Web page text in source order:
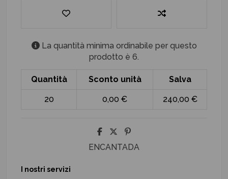
La quantità minima ordinabile per questo
prodotto è 6.
Quantità Sconto unità Salva
20 0,00 € 240,00 €
ENCANTADA
I nostri servizi